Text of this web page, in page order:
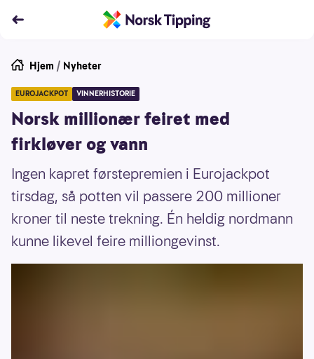
Hjem / Nyheter
EUROJACKPOT VINNERHISTORIE
Norsk millionær feiret med
firkløver og vann
Ingen kapret førstepremien i Eurojackpot
tirsdag, så potten vil passere 200 millioner
kroner til neste trekning. Én heldig nordmann
kunne likevel feire milliongevinst.